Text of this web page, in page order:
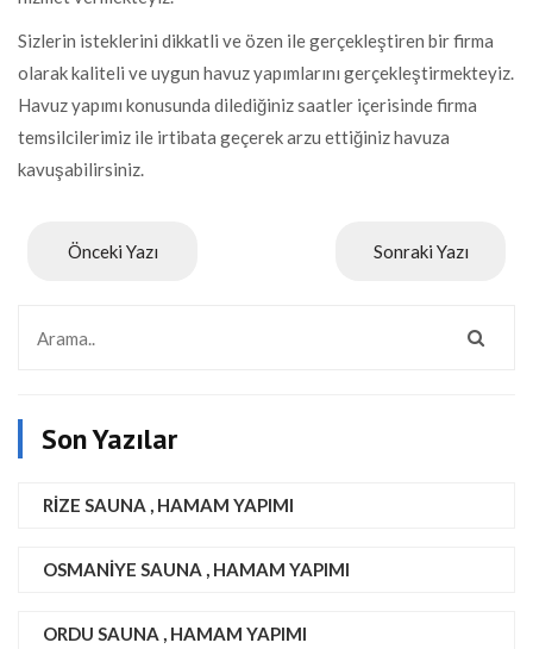
Son Yazılar
RIZE SAUNA , HAMAM YAPIMI
OSMANIYE SAUNA , HAMAM YAPIMI
ORDU SAUNA , HAMAM YAPIMI
Sizlerin isteklerini dikkatli ve özen ile gerçekleştiren bir firma
olarak kaliteli ve uygun havuz yapımlarını gerçekleştirmekteyiz.
Havuz yapımı konusunda dilediğiniz saatler içerisinde firma
temsilcilerimiz ile irtibata geçerek arzu ettiğiniz havuza
kavuşabilirsiniz.
Önceki Yazı Sonraki Yazı